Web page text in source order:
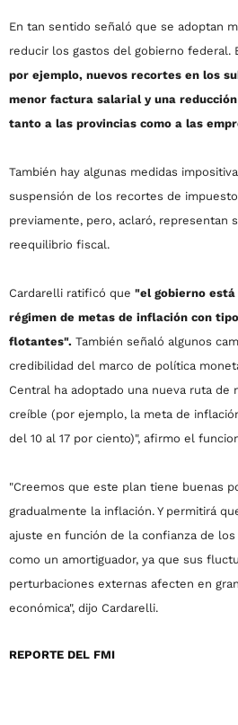
En tan sentido señaló que se adoptan
reducir los gastos del gobierno federal.
por ejemplo, nuevos recortes en los
menor factura salarial y una
tanto a las provincias como a las
También hay algunas medidas
suspensión de los recortes de
previamente, pero, aclaró, representan
reequilibrio fiscal.
Cardarelli ratificó que "el gobierno
régimen de metas de inflación con
flotantes". También señaló algunos
credibilidad del marco de política
Central ha adoptado una nueva ruta de
creíble (por ejemplo, la meta de
del 10 al 17 por ciento)", afirmo el
"Creemos que este plan tiene buenas
gradualmente la inflación. Y permitirá
ajuste en función de la confianza de
como un amortiguador, ya que sus
perturbaciones externas afecten en
económica", dijo Cardarelli.
REPORTE DEL FMI